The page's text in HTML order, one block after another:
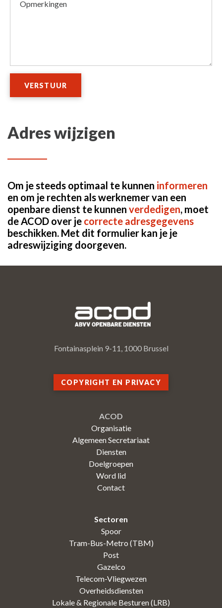
Opmerkingen
VERSTUUR
Adres wijzigen
Om je steeds optimaal te kunnen informeren
en om je rechten als werknemer van een
openbare dienst te kunnen verdedigen, moet
de ACOD over je correcte adresgegevens
beschikken. Met dit formulier kan je je
adreswijziging doorgeven.
Fontainasplein 9-11, 1000 Brussel
COPYRIGHT EN PRIVACY
ACOD
Organisatie
Algemeen Secretariaat
Diensten
Doelgroepen
Word lid
Contact
Sectoren
Spoor
Tram-Bus-Metro (TBM)
Post
Gazelco
Telecom-Vliegwezen
Overheidsdiensten
Lokale & Regionale Besturen (LRB)